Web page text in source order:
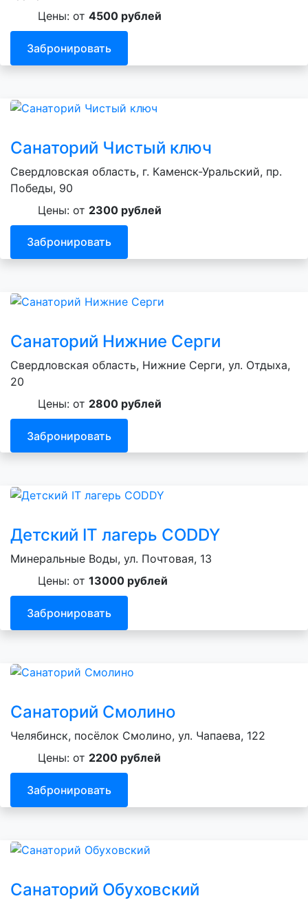
Цены: от 4500 рублей
Забронировать
Санаторий Чистый ключ
Свердловская область, г. Каменск-Уральский, пр.
Победы, 90
Цены: от 2300 рублей
Забронировать
Санаторий Нижние Серги
Свердловская область, Нижние Серги, ул. Отдыха,
20
Цены: от 2800 рублей
Забронировать
Детский IT лагерь CODDY
Минеральные Воды, ул. Почтовая, 13
Цены: от 13000 рублей
Забронировать
Санаторий Смолино
Челябинск, посёлок Смолино, ул. Чапаева, 122
Цены: от 2200 рублей
Забронировать
Санаторий Обуховский